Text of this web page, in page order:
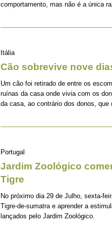
comportamento, mas não é a única
Itália
Cão sobrevive nove
Um cão foi retirado de entre os
ruínas da casa onde vivia com os
da casa, ao contrário dos donos, que
Portugal
Jardim Zoológico
Tigre
No próximo dia 29 de Julho, sexta-
Tigre-de-sumatra e aprender a
lançados pelo Jardim Zoológico.